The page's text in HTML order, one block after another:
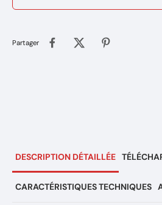
Partager
DESCRIPTION DÉTAILLÉE
CARACTÉRISTIQUES TECHNIQUES